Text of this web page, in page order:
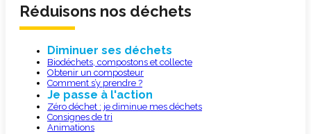
Réduisons nos déchets
Diminuer ses déchets
Biodéchets, compostons et collecte
Obtenir un composteur
Comment s’y prendre ?
Je passe à l'action
Zéro déchet : je diminue mes déchets
Consignes de tri
Animations